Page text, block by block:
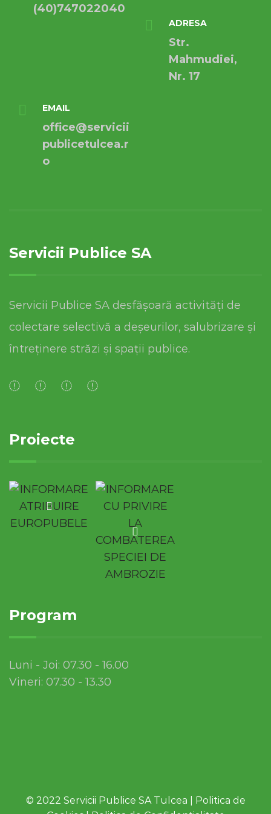
(40)747022040
ADRESA
Str.
Mahmudiei,
Nr. 17
EMAIL
office@servicii
publicetulcea.r
o
Servicii Publice SA
Servicii Publice SA desfășoară activități de
colectare selectivă a deșeurilor, salubrizare și
întreținere străzi și spații publice.
Proiecte
Program
Luni - Joi: 07.30 - 16.00
Vineri: 07.30 - 13.30
© 2022 Servicii Publice SA Tulcea | Politica de